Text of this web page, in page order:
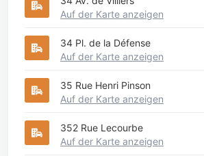
Auf der Karte anzeigen
34 Pl. de la Défense
Auf der Karte anzeigen
35 Rue Henri Pinson
Auf der Karte anzeigen
352 Rue Lecourbe
Auf der Karte anzeigen